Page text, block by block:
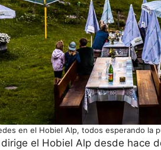
en el Hobiel Alp, todos esperando la
el Hobiel Alp desde hace